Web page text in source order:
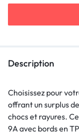
Description
Choisissez pour
offrant un surplus
chocs et rayures.
9A avec bords en